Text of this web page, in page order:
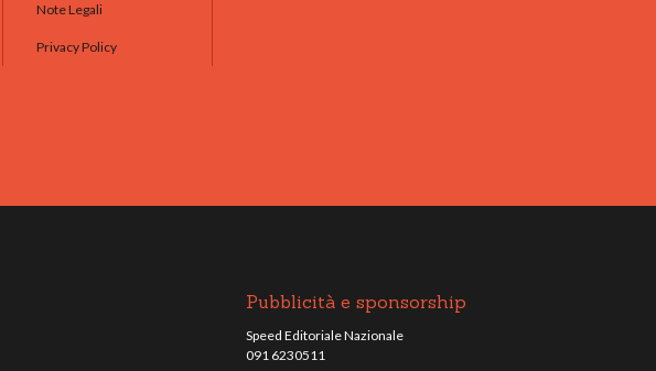
Note Legali
Privacy Policy
Pubblicità e sponsorship
Speed Editoriale Nazionale
091 6230511